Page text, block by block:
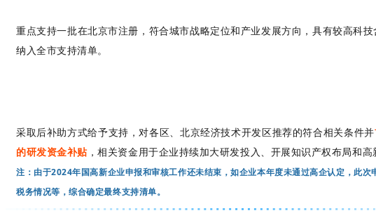
重点支持一批在北京市注册，符合城市战略定位和产业发展方向，具有较高科
纳入全市支持清单。
采取后补助方式给予支持，对各区、北京经济技术开发区推荐的符合相关条件并
的研发资金补贴，相关资金用于企业持续加大研发投入、开展知识产权布局和高
注：由于2024年国高新企业申报和审核工作还未结束，如企业本年度未通过高企认定，此
税务情况等，综合确定最终支持清单。